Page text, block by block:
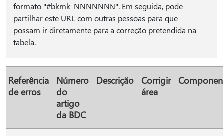
formato "#bkmk_NNNNNNN". Em seguida, pode
partilhar este URL com outras pessoas para que
possam ir diretamente para a correção pretendida na
tabela.
Referência
de erros
Número
do
artigo
da BDC
Descrição
Corrigir
área